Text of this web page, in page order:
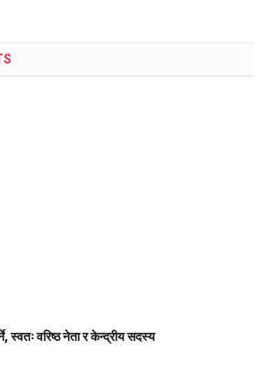
स्वतः वरिष्ठ नेता र केन्द्रीय सदस्य